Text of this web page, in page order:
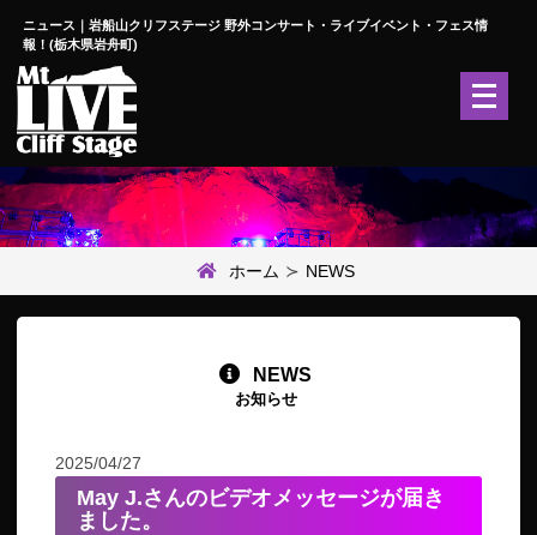
ニュース｜岩船山クリフステージ 野外コンサート・ライブイベント・フェス情
報！(栃木県岩舟町)
メ
ニ
を
開
く
ホーム
NEWS
NEWS
お知らせ
2025/04/27
May J.さんのビデオメッセージが届き
ました。